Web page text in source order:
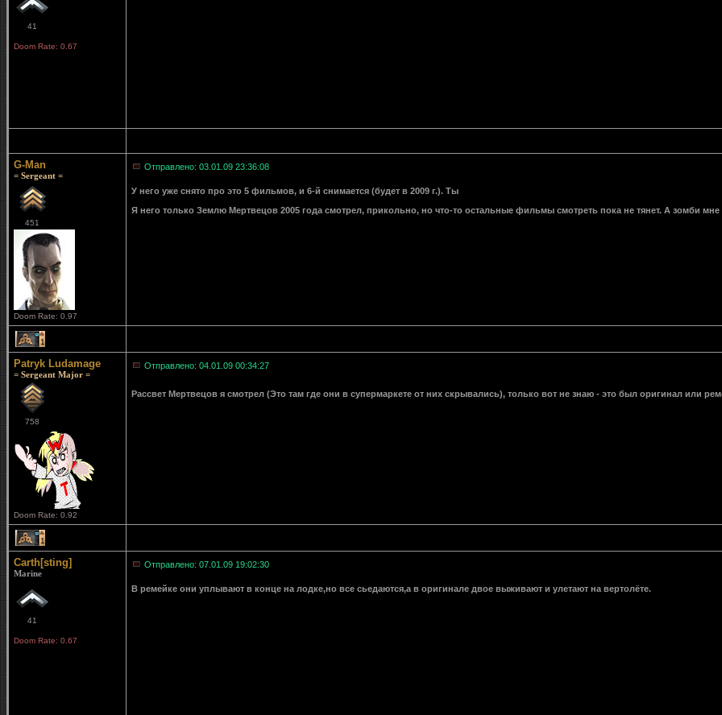
41
Doom Rate: 0.67
G-Man
= Sergeant =
451
Doom Rate: 0.97
Отправлено: 03.01.09 23:36:08
У него уже снято про это 5 фильмов, и 6-й снимается (будет в 2009 г.). Ты
Я него только Землю Мертвецов 2005 года смотрел, прикольно, но что-то остальные фильмы смотреть пока не тянет. А зомби
1
Patryk Ludamage
= Sergeant Major =
758
Doom Rate: 0.92
Отправлено: 04.01.09 00:34:27
Рассвет Мертвецов я смотрел (Это там где они в супермаркете от них скрывались), только вот не знаю - это был оригинал или
1
Carth[sting]
Marine
41
Doom Rate: 0.67
Отправлено: 07.01.09 19:02:30
В ремейке они уплывают в конце на лодке,но все сьедаются,а в оригинале двое выживают и улетают на вертолёте.